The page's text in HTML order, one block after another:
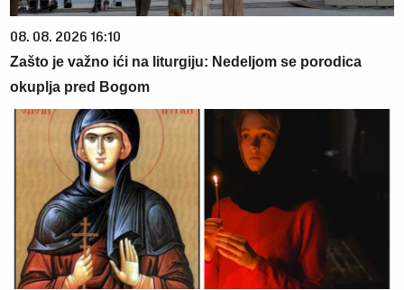
08. 08. 2026 16:10
Zašto je važno ići na liturgiju: Nedeljom se porodica
okuplja pred Bogom